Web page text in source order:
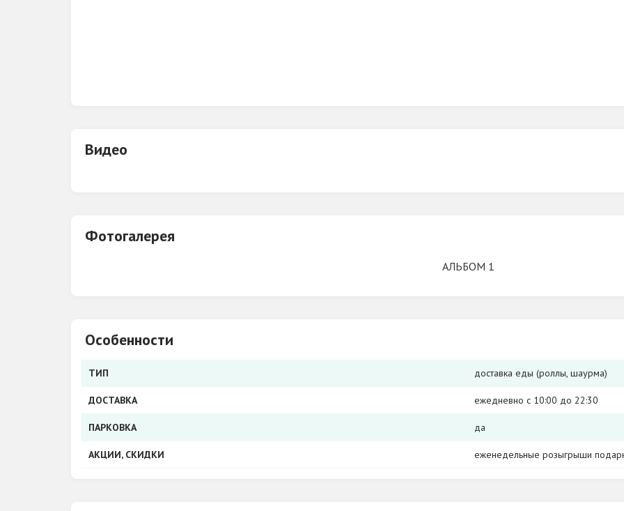
Особенности
ТИП доставка еды (роллы, шаурма)
ДОСТАВКА ежедневно с 10:00 до 22:30
ПАРКОВКА да
АКЦИИ, СКИДКИ еженедельные розыгрыши
Фотогалерея
АЛЬБОМ 1
Видео